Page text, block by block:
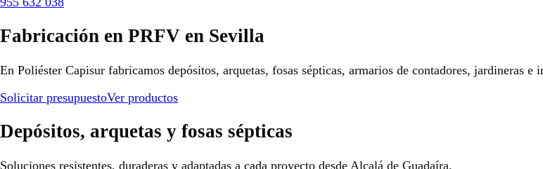
Fabricación en PRFV en Sevilla
En Poliéster Capisur fabricamos depósitos, arquetas, fosas sépticas, armarios de contadores, jardineras
Solicitar presupuestoVer productos
Depósitos, arquetas y fosas sépticas
Soluciones resistentes, duraderas y adaptadas a cada proyecto desde Alcalá de Guadaíra.